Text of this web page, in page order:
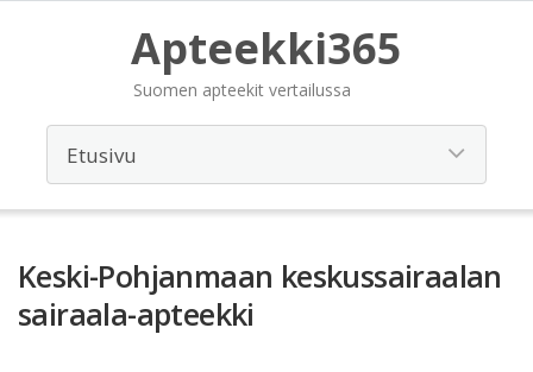
Apteekki365
Suomen apteekit vertailussa
Keski-Pohjanmaan keskussairaalan
sairaala-apteekki